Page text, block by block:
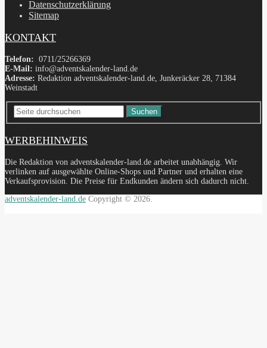
Datenschutzerklärung
Sitemap
KONTAKT
Telefon: 0711/25266369
E-Mail: info@adventskalender-land.de
Adresse: Redaktion adventskalender-land.de, Junkeräcker 28, 71384
Weinstadt
Suchen
WERBEHINWEIS
Die Redaktion von adventskalender-land.de arbeitet unabhängig. Wir
verlinken auf ausgewählte Online-Shops und Partner und erhalten eine
Verkaufsprovision. Die Preise für Endkunden ändern sich dadurch nicht.
adventskalender-land.de Copyright © 2026.